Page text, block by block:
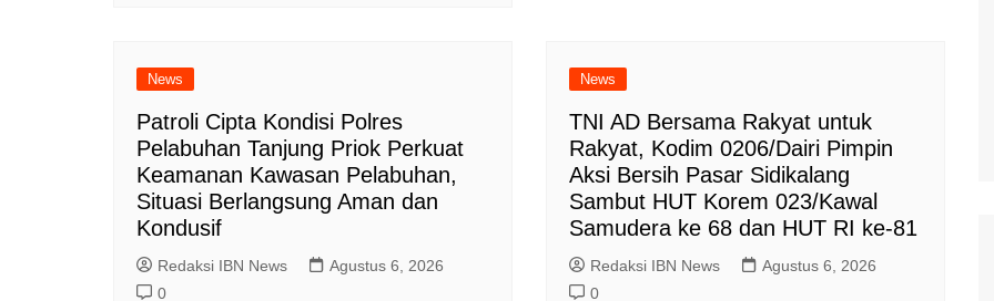
News
Patroli Cipta Kondisi Polres
Pelabuhan Tanjung Priok Perkuat
Keamanan Kawasan Pelabuhan,
Situasi Berlangsung Aman dan
Kondusif
Redaksi IBN News
Agustus 6, 2026
0
News
TNI AD Bersama Rakyat untuk
Rakyat, Kodim 0206/Dairi Pimpin
Aksi Bersih Pasar Sidikalang
Sambut HUT Korem 023/Kawal
Samudera ke 68 dan HUT RI ke-81
Redaksi IBN News
Agustus 6, 2026
0